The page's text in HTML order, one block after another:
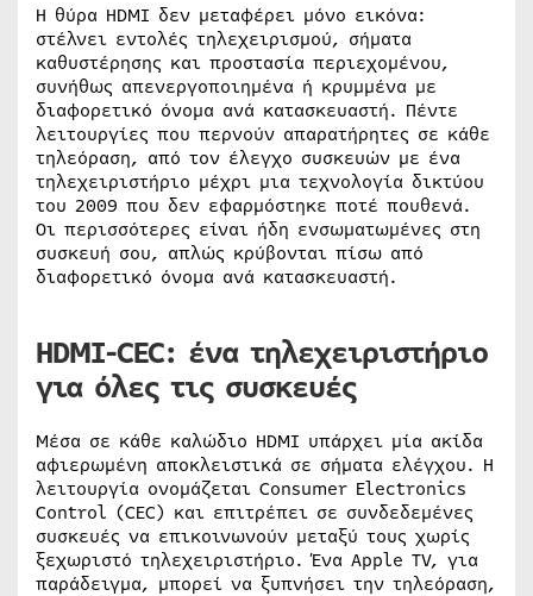
Η θύρα HDMI δεν μεταφέρει μόνο εικόνα:
στέλνει εντολές τηλεχειρισμού, σήματα
καθυστέρησης και προστασία περιεχομένου,
συνήθως απενεργοποιημένα ή κρυμμένα με
διαφορετικό όνομα ανά κατασκευαστή. Πέντε
λειτουργίες που περνούν απαρατήρητες σε κάθε
τηλεόραση, από τον έλεγχο συσκευών με ένα
τηλεχειριστήριο μέχρι μια τεχνολογία δικτύου
του 2009 που δεν εφαρμόστηκε ποτέ πουθενά.
Οι περισσότερες είναι ήδη ενσωματωμένες στη
συσκευή σου, απλώς κρύβονται πίσω από
διαφορετικό όνομα ανά κατασκευαστή.
HDMI-CEC: ένα τηλεχειριστήριο
για όλες τις συσκευές
Μέσα σε κάθε καλώδιο HDMI υπάρχει μία ακίδα
αφιερωμένη αποκλειστικά σε σήματα ελέγχου. Η
λειτουργία ονομάζεται Consumer Electronics
Control (CEC) και επιτρέπει σε συνδεδεμένες
συσκευές να επικοινωνούν μεταξύ τους χωρίς
ξεχωριστό τηλεχειριστήριο. Ένα Apple TV, για
παράδειγμα, μπορεί να ξυπνήσει την τηλεόραση,